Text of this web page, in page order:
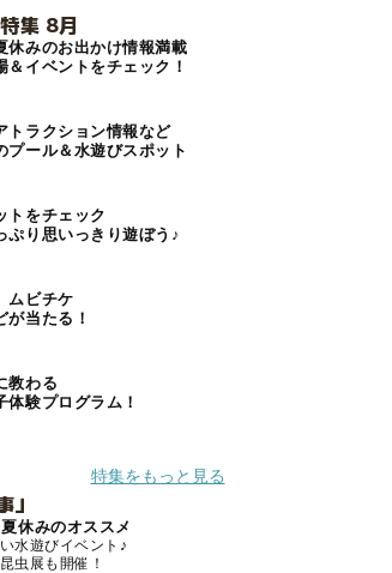
集 8月
休みのお出かけ情報満載
＆イベントをチェック！
トラクション情報など
プール＆水遊びスポット
トをチェック
ぷり思いっきり遊ぼう♪
ムビチケ
が当たる！
教わる
体験プログラム！
特集をもっと見る
夏休みのオススメ
水遊びイベント♪
虫展も開催！